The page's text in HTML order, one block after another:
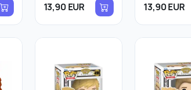
13,90 EUR 13,90 EUR